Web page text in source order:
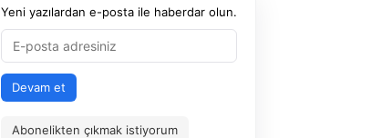
Yeni yazılardan e-posta ile haberdar olun.
Devam et
Abonelikten çıkmak istiyorum